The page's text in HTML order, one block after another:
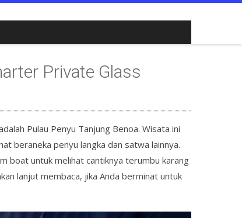
Private Glass
Pulau Penyu Tanjung Benoa. Wisata ini
beraneka penyu langka dan satwa lainnya.
boat untuk melihat cantiknya terumbu karang
lanjut membaca, jika Anda berminat untuk